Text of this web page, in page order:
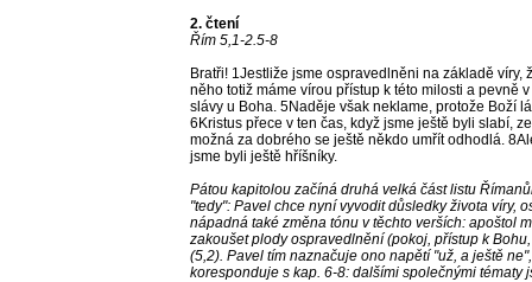
2. čtení
Řím 5,1-2.5-8
Bratři! 1Jestliže jsme ospravedlněni na základě
něho totiž máme vírou přístup k této milosti a pevně
slávy u Boha. 5Naděje však neklame, protože Boží
6Kristus přece v ten čas, když jsme ještě byli slabí,
možná za dobrého se ještě někdo umřít odhodlá.
jsme byli ještě hříšníky.
Pátou kapitolou začíná druhá velká část listu
"tedy": Pavel chce nyní vyvodit důsledky života víry,
nápadná také změna tónu v těchto verších: apoštol
zakoušet plody ospravedlnění (pokoj, přístup k
(5,2). Pavel tím naznačuje ono napětí "už, a ještě
koresponduje s kap. 6-8: dalšími společnými tématy